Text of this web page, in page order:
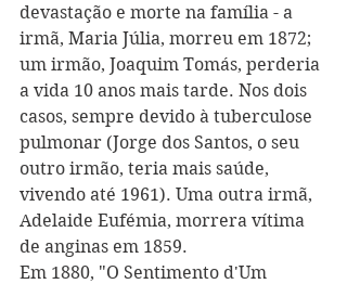
devastação e morte na família - a
irmã, Maria Júlia, morreu em 1872;
um irmão, Joaquim Tomás, perderia
a vida 10 anos mais tarde. Nos dois
casos, sempre devido à tuberculose
pulmonar (Jorge dos Santos, o seu
outro irmão, teria mais saúde,
vivendo até 1961). Uma outra irmã,
Adelaide Eufémia, morrera vítima
de anginas em 1859.
Em 1880, "O Sentimento d'Um